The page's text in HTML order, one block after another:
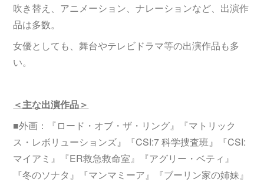
吹き替え、アニメーション、ナレーションなど、出演作
品は多数。
女優としても、舞台やテレビドラマ等の出演作品も多
い。
＜主な出演作品＞
■外画：『ロード・オブ・ザ・リング』『マトリック
ス・レボリューションズ』『CSI:7 科学捜査班』『CSI:
マイアミ』『ER救急救命室』『アグリー・ベティ』
『冬のソナタ』『マンマミーア』『ブーリン家の姉妹』